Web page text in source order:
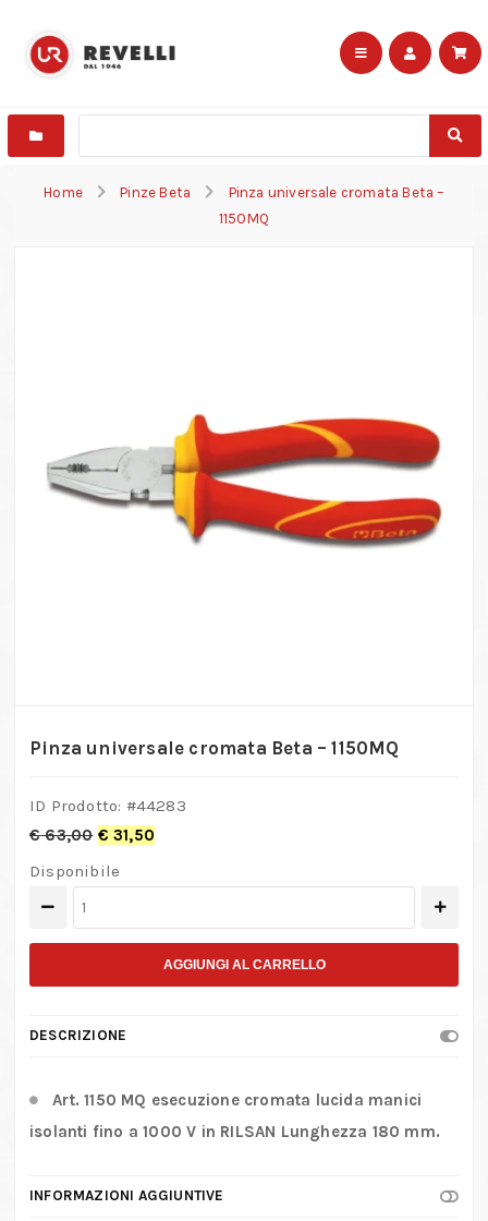
Home Pinze Beta
Pinza universale cromata Beta –
1150MQ
Pinza universale cromata Beta – 1150MQ
ID Prodotto: #44283
€63,00 € 31,50
Disponibile
universale
Beta
1150MQ
AGGIUNGI AL CARRELLO
DESCRIZIONE
Art. 1150 MQ esecuzione cromata lucida manici
isolanti fino a 1000 V in RILSAN Lunghezza 180 mm.
INFORMAZIONI AGGIUNTIVE